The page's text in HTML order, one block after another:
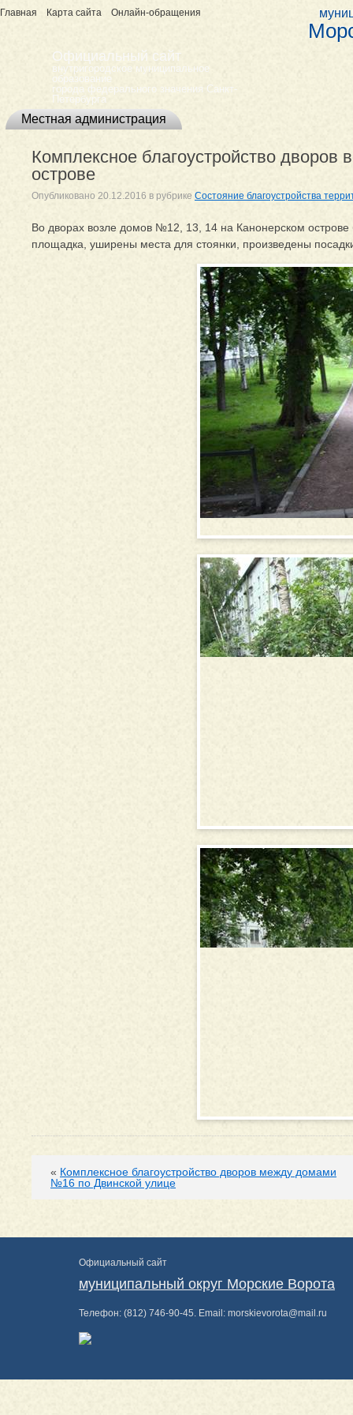
Главная Карта сайта Онлайн-обращения
Официальный сайт
внутригородское муниципальное
образование
города федерального значения Санкт-
Петербурга
Местная администрация
Комплексное благоустройство
острове
Опубликовано 20.12.2016 в рубрике Состояние благоустройства
Во дворах возле домов №12, 13, 14 на Канонерском
площадка, уширены места для стоянки, произведены
« Комплексное благоустройство дворов между домами
№16 по Двинской улице
Официальный сайт
муниципальный округ Морские Ворота
Телефон: (812) 746-90-45. Email: morskievorota@mail.ru